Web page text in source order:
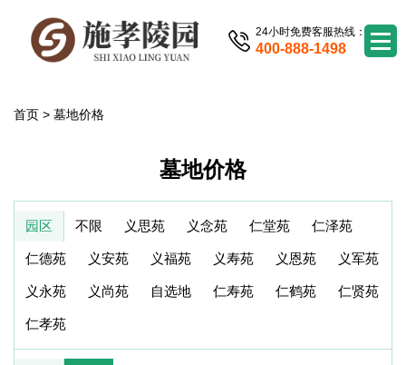
24小时免费客服热线：
400-888-1498
首页 > 墓地价格
墓地价格
园区 不限 义思苑 义念苑 仁堂苑 仁泽苑
仁德苑 义安苑 义福苑 义寿苑 义恩苑 义军苑
义永苑 义尚苑 自选地 仁寿苑 仁鹤苑 仁贤苑
仁孝苑